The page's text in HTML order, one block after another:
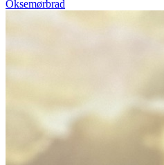
Oksemørbrad